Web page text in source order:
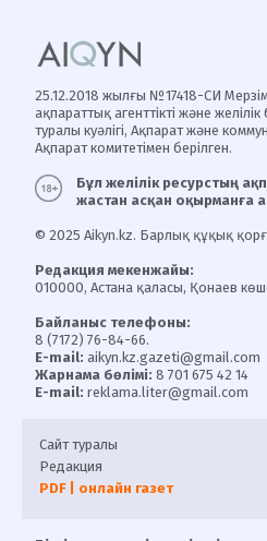
25.12.2018 жылғы №17418-СИ
ақпараттық агенттікті және
туралы куәлігі, Ақпарат және
Ақпарат комитетімен берілген.
Бұл желілік ресурстың
жастан асқан оқырманға
© 2025 Aikyn.kz. Барлық құқық
Редакция мекенжайы:
010000, Астана қаласы, Қонаев
Байланыс телефоны:
8 (7172) 76-84-66.
E-mail: aikyn.kz.gazeti@gmail.com
Жарнама бөлімі: 8 701 675 42 14
E-mail: reklama.liter@gmail.com
Сайт туралы
Редакция
PDF | онлайн газет